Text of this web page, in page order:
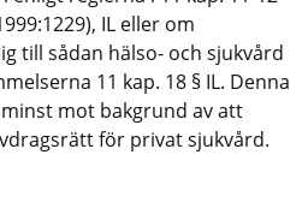
IL eller om
till sådan hälso- och sjukvård
11 kap. 18 § IL. Denna
mot bakgrund av att
för privat sjukvård.